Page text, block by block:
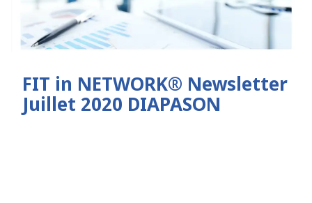
Actualités
FIT in NETWORK® Newsletter
Juillet 2020 DIAPASON